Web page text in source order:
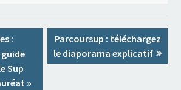
:
Sup
»
Next
post:
Parcoursup : téléchargez
le diaporama explicatif